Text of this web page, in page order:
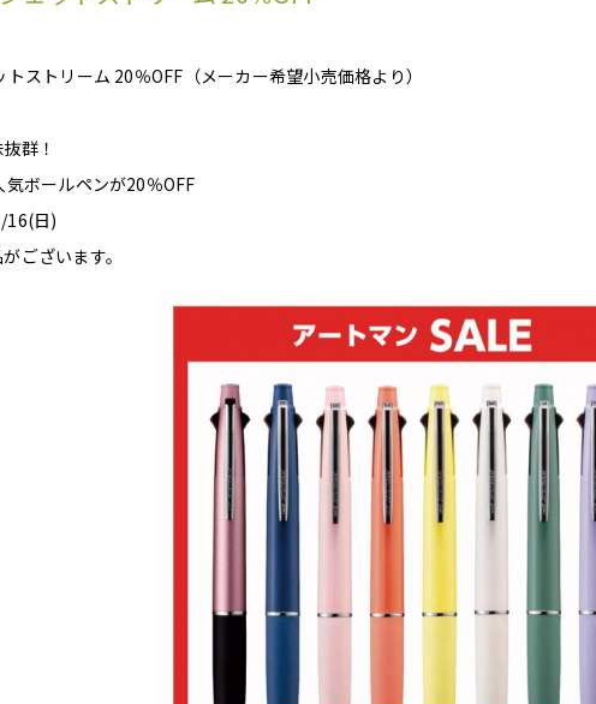
ストリーム 20％OFF（メーカー希望小売価格より）
群！
ボールペンが20％OFF
16(日)
ございます。